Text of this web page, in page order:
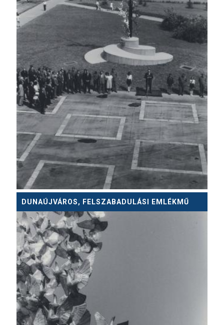
DUNAÚJVÁROS, FELSZABADULÁSI EMLÉKMŰ